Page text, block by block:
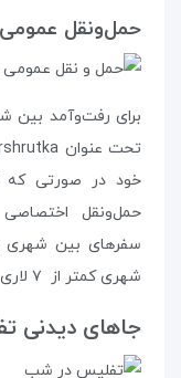
حمل‌و‌نقل عمومی
برای رفت‌و‌آمد بین
خود در صورتی که
حمل‌و‌نقل
شهری کمتر از ۷ لاری است.
جاهای دیدنی